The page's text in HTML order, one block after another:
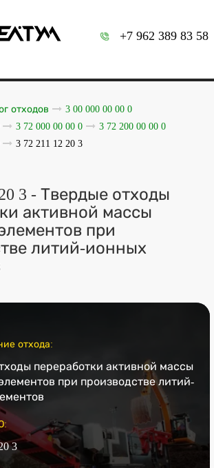
+7 962 389 83 58
отходов
3 00 000 00 00 0
3 72 000 00 00 0
3 72 200 00 00 0
3 72 211 12 20 3
3 - Твердые отходы
активной массы
при
литий-ионных
отхода:
переработки активной массы
при производстве литий-
3